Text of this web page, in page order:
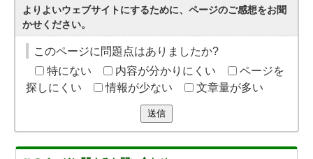
よりよいウェブサイトにするために、ページのご感想をお聞
かせください。
このページに問題点はありましたか?
特にない
内容が分かりにくい
ページを
探しにくい
情報が少ない 文章量が多い
送信